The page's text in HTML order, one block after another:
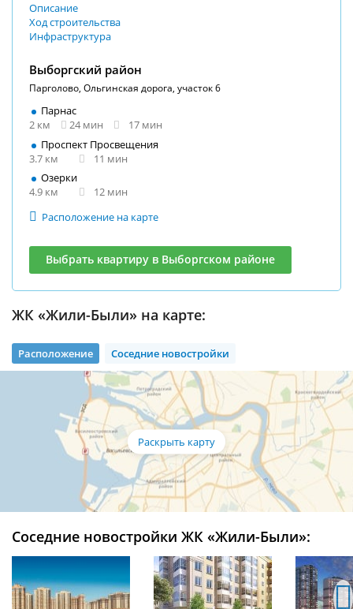
Описание
Ход строительства
Инфраструктура
Выборгский район
Парголово, Ольгинская дорога, участок 6
Парнас
2 км
24 мин
17 мин
Проспект Просвещения
3.7 км
11 мин
Озерки
4.9 км
12 мин
Расположение на карте
Выбрать квартиру в Выборгском районе
ЖК «Жили-Были» на карте:
Расположение Соседние новостройки
Соседние новостройки ЖК «Жили-Были»: